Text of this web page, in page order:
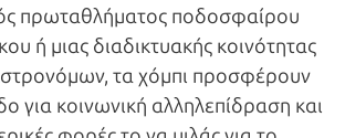
πρωταθλήματος ποδοσφαίρου
ή μιας διαδικτυακής κοινότητας
τα χόμπι προσφέρουν
για κοινωνική αλληλεπίδραση και